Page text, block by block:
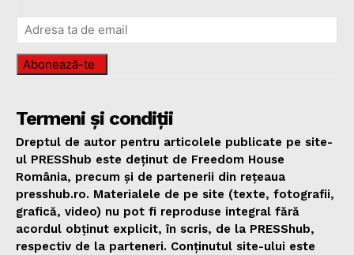
Abonează-te
Termeni și condiții
Dreptul de autor pentru articolele publicate pe site-
ul PRESShub este deținut de Freedom House
România, precum și de partenerii din rețeaua
presshub.ro. Materialele de pe site (texte, fotografii,
grafică, video) nu pot fi reproduse integral fără
acordul obținut explicit, în scris, de la PRESShub,
respectiv de la parteneri. Conținutul site-ului este